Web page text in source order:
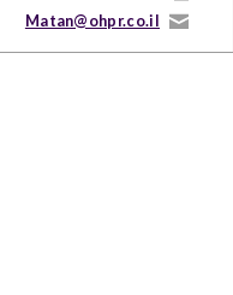
Matan@ohpr.co.il